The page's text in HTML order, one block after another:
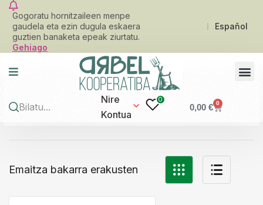
Gogoratu hornitzaileen menpe
gaudela eta ezin dugula eskaera
guztien banaketa epeak ziurtatu.
Gehiago
Español
Nire
Kontua
0
0,00€ 0
Emaitza bakarra erakusten